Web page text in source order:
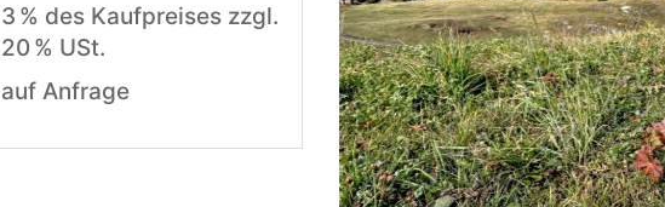
3 % des Kaufpreises zzgl.
20 % USt.
auf Anfrage